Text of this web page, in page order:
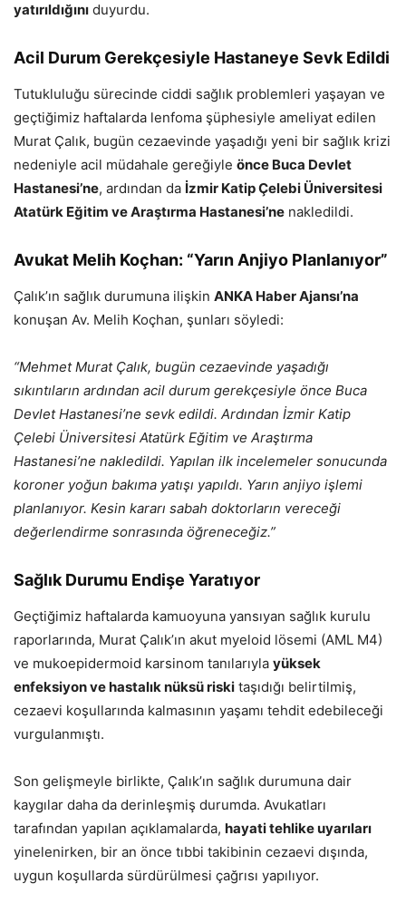
yatırıldığını duyurdu.
Acil Durum Gerekçesiyle Hastaneye Sevk Edildi
Tutukluluğu sürecinde ciddi sağlık problemleri yaşayan ve
geçtiğimiz haftalarda lenfoma şüphesiyle ameliyat edilen
Murat Çalık, bugün cezaevinde yaşadığı yeni bir sağlık krizi
nedeniyle acil müdahale gereğiyle önce Buca Devlet
Hastanesi’ne, ardından da İzmir Katip Çelebi Üniversitesi
Atatürk Eğitim ve Araştırma Hastanesi’ne nakledildi.
Avukat Melih Koçhan: “Yarın Anjiyo Planlanıyor”
Çalık’ın sağlık durumuna ilişkin ANKA Haber Ajansı’na
konuşan Av. Melih Koçhan, şunları söyledi:
“Mehmet Murat Çalık, bugün cezaevinde yaşadığı
sıkıntıların ardından acil durum gerekçesiyle önce Buca
Devlet Hastanesi’ne sevk edildi. Ardından İzmir Katip
Çelebi Üniversitesi Atatürk Eğitim ve Araştırma
Hastanesi’ne nakledildi. Yapılan ilk incelemeler sonucunda
koroner yoğun bakıma yatışı yapıldı. Yarın anjiyo işlemi
planlanıyor. Kesin kararı sabah doktorların vereceği
değerlendirme sonrasında öğreneceğiz.”
Sağlık Durumu Endişe Yaratıyor
Geçtiğimiz haftalarda kamuoyuna yansıyan sağlık kurulu
raporlarında, Murat Çalık’ın akut myeloid lösemi (AML M4)
ve mukoepidermoid karsinom tanılarıyla yüksek
enfeksiyon ve hastalık nüksü riski taşıdığı belirtilmiş,
cezaevi koşullarında kalmasının yaşamı tehdit edebileceği
vurgulanmıştı.
Son gelişmeyle birlikte, Çalık’ın sağlık durumuna dair
kaygılar daha da derinleşmiş durumda. Avukatları
tarafından yapılan açıklamalarda, hayati tehlike uyarıları
yinelenirken, bir an önce tıbbi takibinin cezaevi dışında,
uygun koşullarda sürdürülmesi çağrısı yapılıyor.